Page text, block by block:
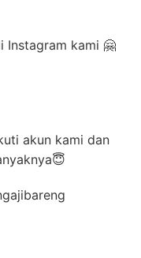
Instagram kami 🤗
akun kami dan
😇